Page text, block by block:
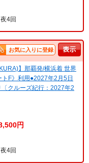
4回
お気に入りに登録
】那覇発/横浜着 世界
F》利用●2027年2月5日
クルーズ紀行：2027年2
円
4回